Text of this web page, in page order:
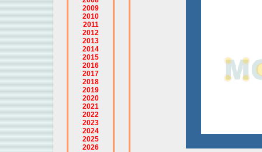
2009
2010
2011
2012
2013
2014
2015
2016
2017
2018
2019
2020
2021
2022
2023
2024
2025
2026